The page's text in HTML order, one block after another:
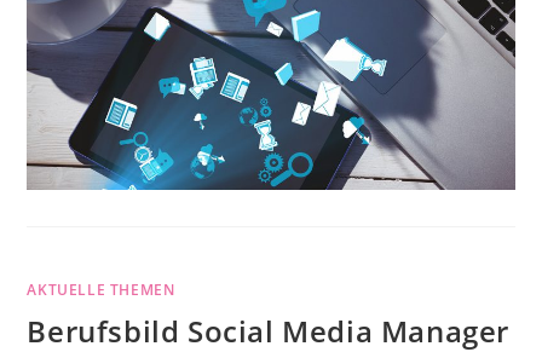
AKTUELLE THEMEN
Berufsbild Social Media Manager